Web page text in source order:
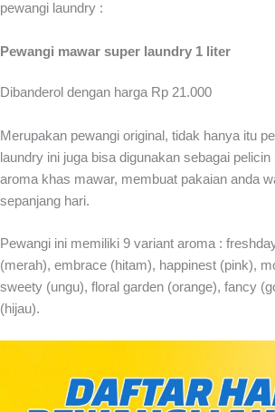
pewangi laundry :
Pewangi mawar super laundry 1 liter
Dibanderol dengan harga Rp 21.000
Merupakan pewangi original, tidak hanya itu
laundry ini juga bisa digunakan sebagai
aroma khas mawar, membuat pakaian anda
sepanjang hari.
Pewangi ini memiliki 9 variant aroma :
(merah), embrace (hitam), happinest (pink),
sweety (ungu), floral garden (orange), fancy
(hijau).